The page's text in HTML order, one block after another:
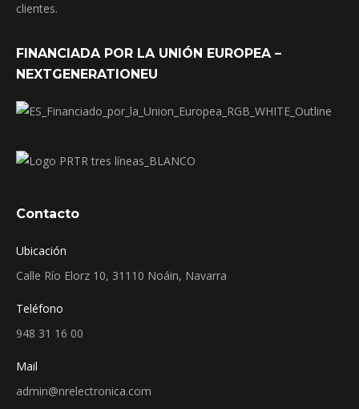
clientes.
FINANCIADA POR LA UNIÓN EUROPEA –
NEXTGENERATIONEU
Contacto
Ubicación
Calle Río Elorz 10, 31110 Noáin, Navarra
Teléfono
948 31 16 00
Mail
admin@nrelectronica.com